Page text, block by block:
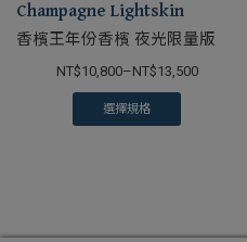
Champagne Lightskin
香檳王年份香檳 夜光限量版
NT$10,800–NT$13,500
選擇規格